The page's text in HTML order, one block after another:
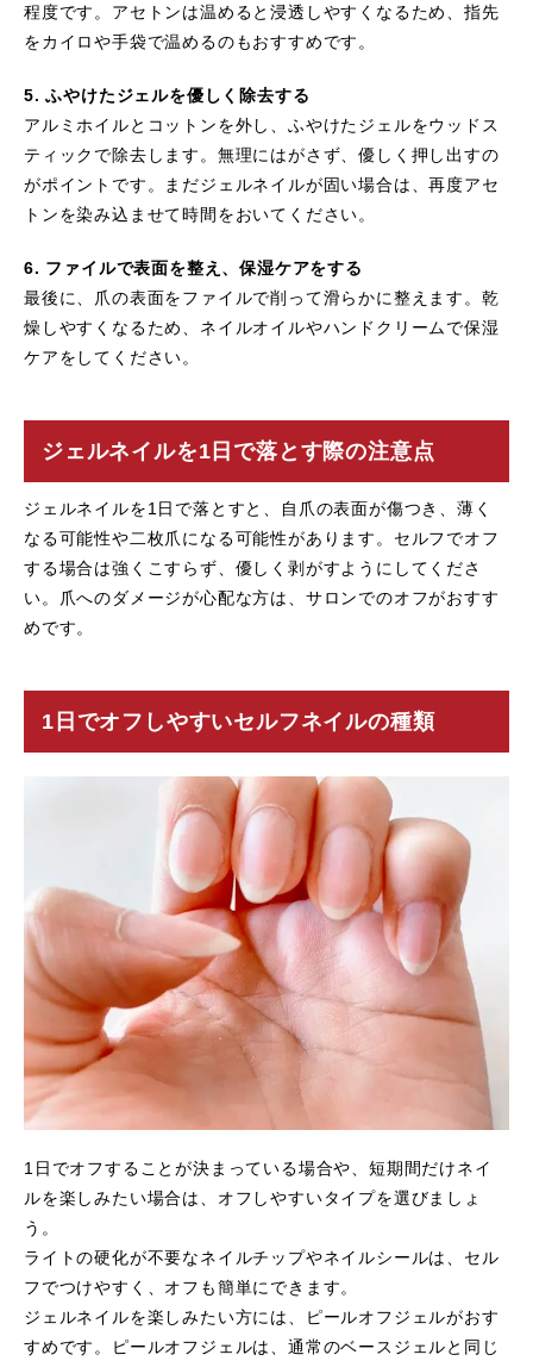
程度です。アセトンは温めると浸透しやすくなるため、指先
をカイロや手袋で温めるのもおすすめです。
5. ふやけたジェルを優しく除去する
アルミホイルとコットンを外し、ふやけたジェルをウッドス
ティックで除去します。無理にはがさず、優しく押し出すの
がポイントです。まだジェルネイルが固い場合は、再度アセ
トンを染み込ませて時間をおいてください。
6. ファイルで表面を整え、保湿ケアをする
最後に、爪の表面をファイルで削って滑らかに整えます。乾
燥しやすくなるため、ネイルオイルやハンドクリームで保湿
ケアをしてください。
ジェルネイルを1日で落とす際の注意点
ジェルネイルを1日で落とすと、自爪の表面が傷つき、薄く
なる可能性や二枚爪になる可能性があります。セルフでオフ
する場合は強くこすらず、優しく剥がすようにしてくださ
い。爪へのダメージが心配な方は、サロンでのオフがおすす
めです。
1日でオフしやすいセルフネイルの種類
1日でオフすることが決まっている場合や、短期間だけネイ
ルを楽しみたい場合は、オフしやすいタイプを選びましょ
う。
ライトの硬化が不要なネイルチップやネイルシールは、セル
フでつけやすく、オフも簡単にできます。
ジェルネイルを楽しみたい方には、ピールオフジェルがおす
すめです。ピールオフジェルは、通常のベースジェルと同じ